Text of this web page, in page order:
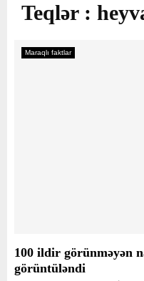
Teqlər :
Maraqlı faktlar
100 ildir görünməyən
görüntüləndi